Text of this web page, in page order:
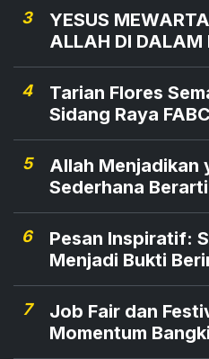
3
YESUS
ALLAH DI DALAM
4
Tarian Flores
Sidang Raya
5
Allah Menjadikan
6
Pesan Inspiratif:
Menjadi Bukti
7
Job Fair dan
Momentum